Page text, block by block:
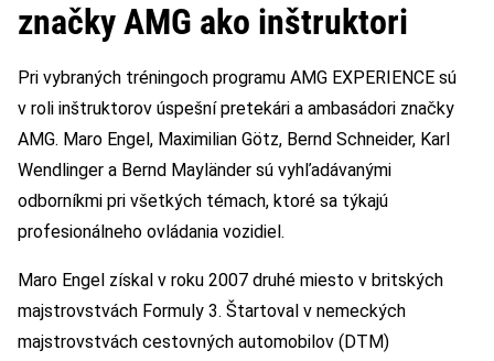
značky AMG ako inštruktori
Pri vybraných tréningoch programu AMG EXPERIENCE sú
v roli inštruktorov úspešní pretekári a ambasádori značky
AMG. Maro Engel, Maximilian Götz, Bernd Schneider, Karl
Wendlinger a Bernd Mayländer sú vyhľadávanými
odborníkmi pri všetkých témach, ktoré sa týkajú
profesionálneho ovládania vozidiel.
Maro Engel získal v roku 2007 druhé miesto v britských
majstrovstvách Formuly 3. Štartoval v nemeckých
majstrovstvách cestovných automobilov (DTM)